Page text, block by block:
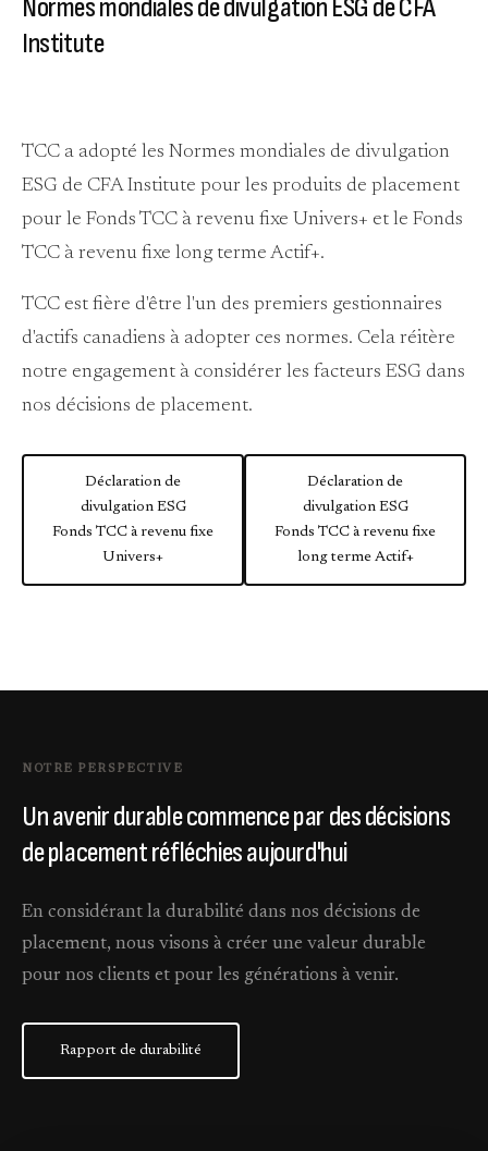
Normes mondiales de divulgation ESG de CFA
Institute
TCC a adopté les Normes mondiales de divulgation
ESG de CFA Institute pour les produits de placement
pour le Fonds TCC à revenu fixe Univers+ et le Fonds
TCC à revenu fixe long terme Actif+.
TCC est fière d'être l'un des premiers gestionnaires
d'actifs canadiens à adopter ces normes. Cela réitère
notre engagement à considérer les facteurs ESG dans
nos décisions de placement.
Déclaration de
divulgation ESG
Fonds TCC à revenu fixe
Univers+
Déclaration de
divulgation ESG
Fonds TCC à revenu fixe
long terme Actif+
NOTRE PERSPECTIVE
Un avenir durable commence par des décisions
de placement réfléchies aujourd'hui
En considérant la durabilité dans nos décisions de
placement, nous visons à créer une valeur durable
pour nos clients et pour les générations à venir.
Rapport de durabilité